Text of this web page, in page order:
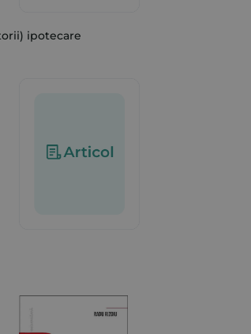
ipotecare